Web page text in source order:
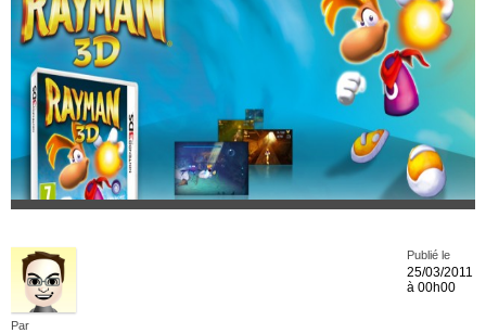
Par
Publié le
25/03/2011
à 00h00